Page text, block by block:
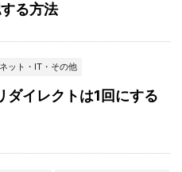
る方法
ット・IT・その他
ダイレクトは1回にする